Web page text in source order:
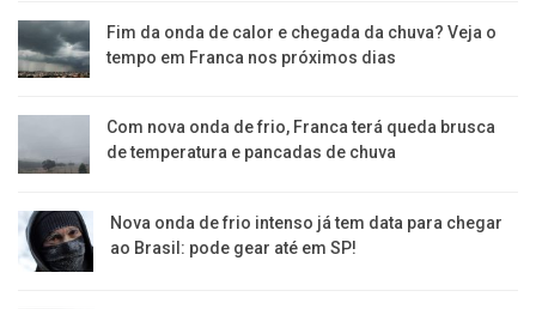
Fim da onda de calor e chegada da chuva? Veja o
tempo em Franca nos próximos dias
Com nova onda de frio, Franca terá queda brusca
de temperatura e pancadas de chuva
Nova onda de frio intenso já tem data para chegar
ao Brasil: pode gear até em SP!